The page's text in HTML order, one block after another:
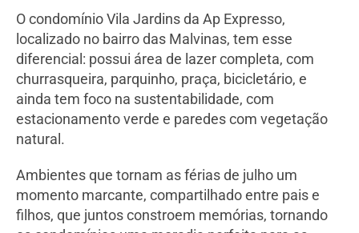
O condomínio Vila Jardins da Ap Expresso,
localizado no bairro das Malvinas, tem esse
diferencial: possui área de lazer completa, com
churrasqueira, parquinho, praça, bicicletário, e
ainda tem foco na sustentabilidade, com
estacionamento verde e paredes com vegetação
natural.
Ambientes que tornam as férias de julho um
momento marcante, compartilhado entre pais e
filhos, que juntos constroem memórias, tornando